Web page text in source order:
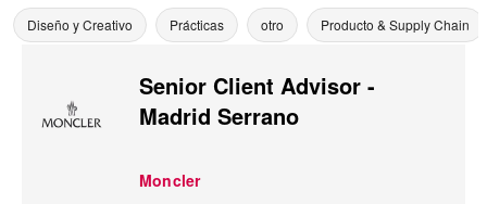
Diseño y Creativo Prácticas otro Producto & Supply Chain
Senior Client Advisor -
Madrid Serrano
Moncler